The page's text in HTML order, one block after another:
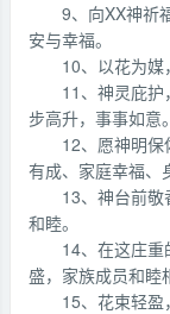
9、向XX神祈
安与幸福。
10、以花为媒
11、神灵庇
步高升，事事如意。
12、愿神明
有成、家庭幸福、
13、神台前
和睦。
14、在这庄
盛，家族成员和睦
15、花束轻盈